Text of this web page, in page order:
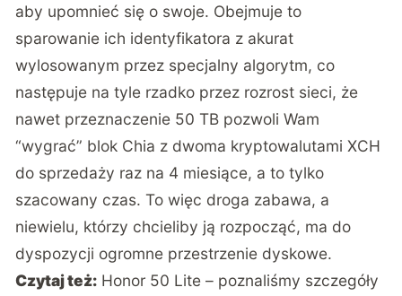
aby upomnieć się o swoje. Obejmuje to
sparowanie ich identyfikatora z akurat
wylosowanym przez specjalny algorytm, co
następuje na tyle rzadko przez rozrost sieci, że
nawet przeznaczenie 50 TB pozwoli Wam
“wygrać” blok Chia z dwoma kryptowalutami XCH
do sprzedaży raz na 4 miesiące, a to tylko
szacowany czas. To więc droga zabawa, a
niewielu, którzy chcieliby ją rozpocząć, ma do
dyspozycji ogromne przestrzenie dyskowe.
Czytaj też: Honor 50 Lite – poznaliśmy szczegóły